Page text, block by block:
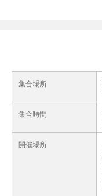
集合場所
集合時間
開催場所